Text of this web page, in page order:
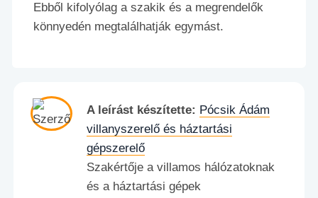
Ebből kifolyólag a szakik és a megrendelők
könnyedén megtalálhatják egymást.
A leírást készítette: Pócsik Ádám
villanyszerelő és háztartási
gépszerelő
Szakértője a villamos hálózatoknak
és a háztartási gépek